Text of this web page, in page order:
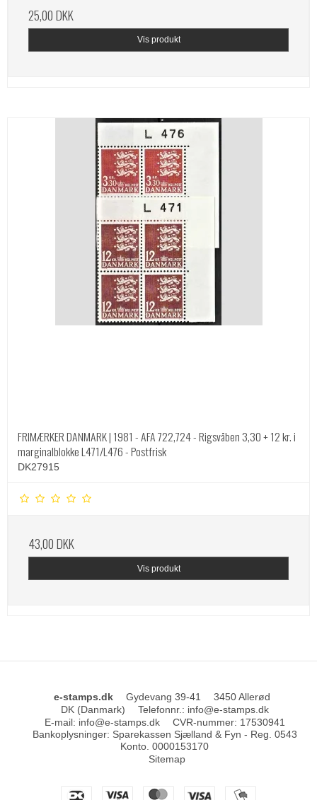
25,00 DKK
Vis produkt
FRIMÆRKER DANMARK | 1981 - AFA 722,724 - Rigsvåben 3,30 + 12 kr. i
marginalblokke L471/L476 - Postfrisk
DK27915
43,00 DKK
Vis produkt
e-stamps.dk Gydevang 39-41
3450 Allerød
DK (Danmark)
Telefonnr.: info@e-stamps.dk
E-mail: info@e-stamps.dk CVR-nummer: 17530941
Bankoplysninger: Sparekassen Sjælland & Fyn - Reg. 0543
Konto. 0000153170
Sitemap